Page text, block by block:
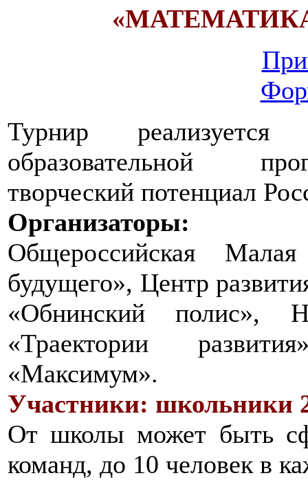
Турнир
образовательной
творческий потенциал
Организаторы:
Общероссийская
будущего», Центр
«Обнинский полис»,
«Траектории
«Максимум».
Участники: школьники
От школы может быть
команд, до 10 человек в